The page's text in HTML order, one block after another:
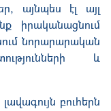
այնպես էլ այլ
իրականացնում
նորարարական
և
բուհերն